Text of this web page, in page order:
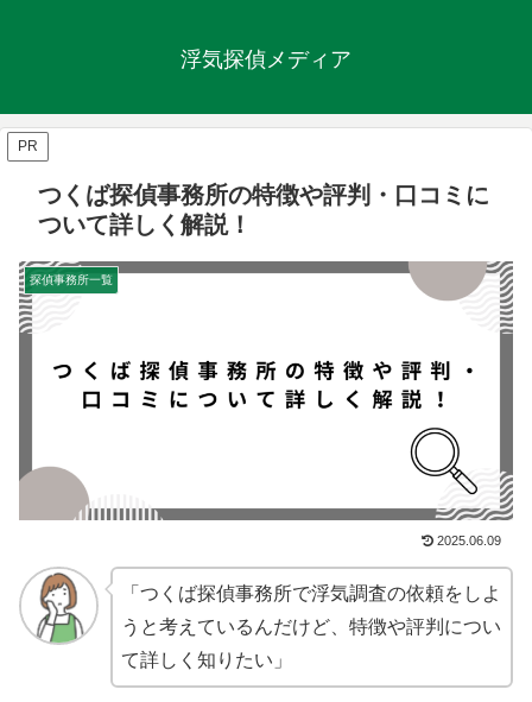
浮気探偵メディア
PR
つくば探偵事務所の特徴や評判・口コミに
ついて詳しく解説！
探偵事務所一覧
2025.06.09
「つくば探偵事務所で浮気調査の依頼をしよ
うと考えているんだけど、特徴や評判につい
て詳しく知りたい」